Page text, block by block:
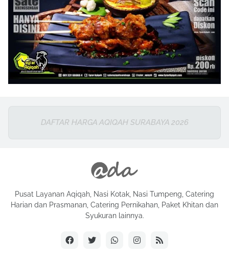
DAFTAR HARGA AQIQAH SURABAYA 2026
Pusat Layanan Aqiqah, Nasi Kotak, Nasi Tumpeng, Catering
Harian dan Prasmanan, Catering Pernikahan, Paket Khitan dan
Syukuran lainnya.